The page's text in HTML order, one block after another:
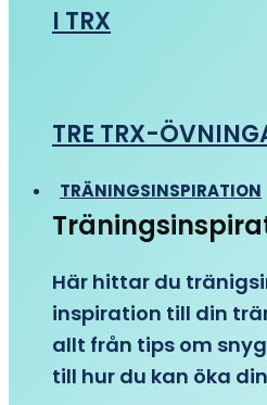
I TRX
TRE TRX-
TRÄNINGSINSPIRATION
Här hittar du
inspiration till din
allt från tips om
till hur du kan öka